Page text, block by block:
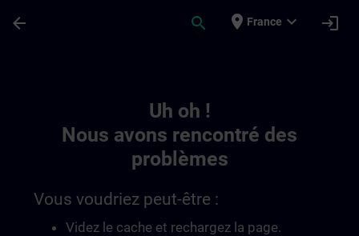
arrow_back search place France expand_more login
Uh oh !
Nous avons rencontré des
problèmes
Vous voudriez peut-être :
Videz le cache et rechargez la page.